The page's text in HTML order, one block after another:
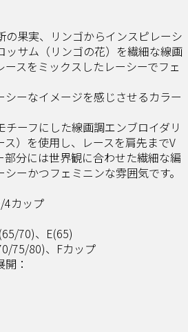
の果実、リンゴからインスピレーシ
ッサム（リンゴの花）を繊細な線画
スをミックスしたレーシーでフェ
ーなイメージを感じさせるカラー
ーフにした線画調エンブロイダリ
）を使用し、レースを肩先までV
分には世界観に合わせた繊細な編
ーかつフェミニンな雰囲気です。
4カップ
70)、E(65)
75/80)、Fカップ
：